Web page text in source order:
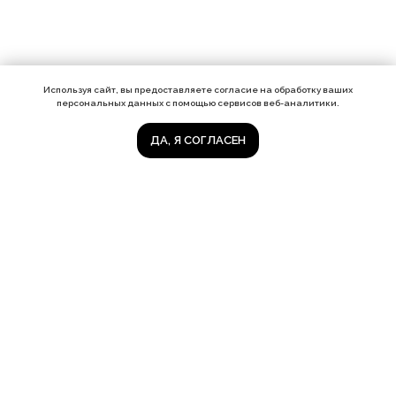
Используя сайт, вы предоставляете согласие на обработку ваших
персональных данных с помощью сервисов веб-аналитики.
ДА, Я СОГЛАСЕН